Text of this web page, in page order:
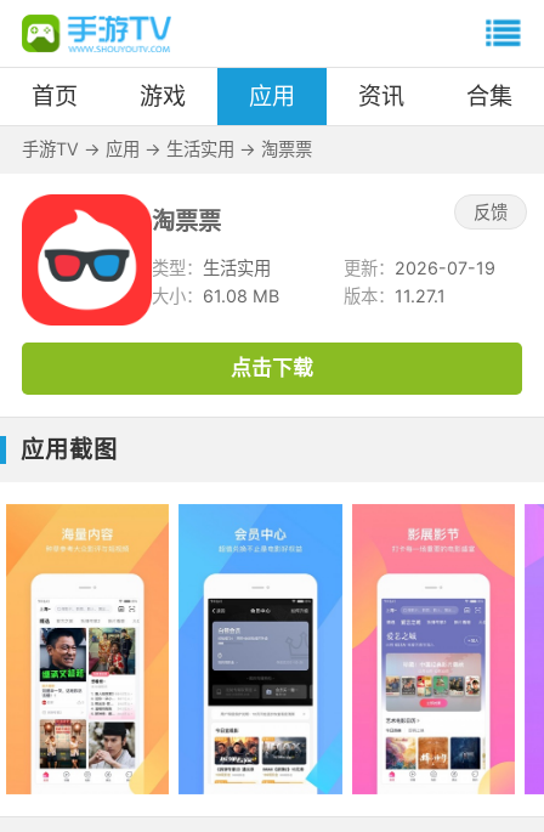
首页 游戏 应用 资讯 合集
手游TV -> 应用 -> 生活实用 -> 淘票票
淘票票 反馈
类型： 生活实用 更新： 2026-07-19
大小： 61.08 MB 版本： 11.27.1
点击下载
应用截图